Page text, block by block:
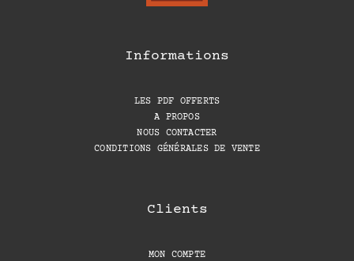
Informations
LES PDF OFFERTS
A PROPOS
NOUS CONTACTER
CONDITIONS GÉNÉRALES DE VENTE
Clients
MON COMPTE